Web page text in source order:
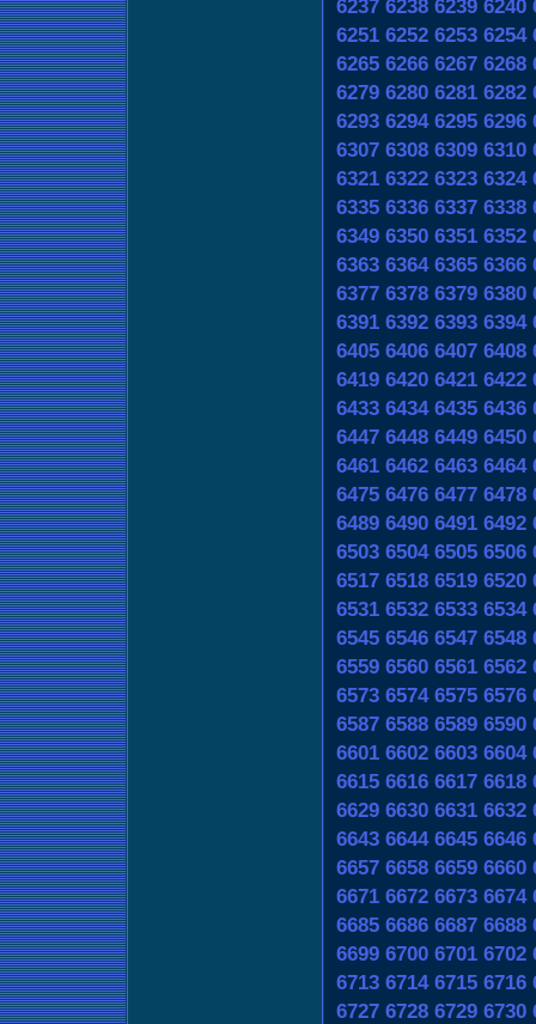
6237 6238 6239 6240
6251 6252 6253 6254
6265 6266 6267 6268
6279 6280 6281 6282
6293 6294 6295 6296
6307 6308 6309 6310
6321 6322 6323 6324
6335 6336 6337 6338
6349 6350 6351 6352
6363 6364 6365 6366
6377 6378 6379 6380
6391 6392 6393 6394
6405 6406 6407 6408
6419 6420 6421 6422
6433 6434 6435 6436
6447 6448 6449 6450
6461 6462 6463 6464
6475 6476 6477 6478
6489 6490 6491 6492
6503 6504 6505 6506
6517 6518 6519 6520
6531 6532 6533 6534
6545 6546 6547 6548
6559 6560 6561 6562
6573 6574 6575 6576
6587 6588 6589 6590
6601 6602 6603 6604
6615 6616 6617 6618
6629 6630 6631 6632
6643 6644 6645 6646
6657 6658 6659 6660
6671 6672 6673 6674
6685 6686 6687 6688
6699 6700 6701 6702
6713 6714 6715 6716
6727 6728 6729 6730